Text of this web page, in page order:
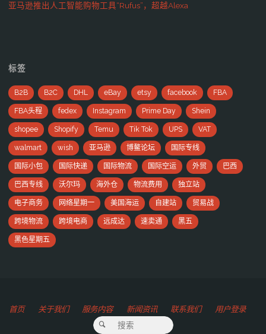
亚马逊推出人工智能购物工具“Rufus”，超越Alexa
标签
B2B B2C DHL eBay etsy facebook FBA
FBA头程 fedex Instagram Prime Day Shein
shopee Shopify Temu Tik Tok UPS VAT
walmart wish 亚马逊 博鳌论坛 国际专线
国际小包 国际快递 国际物流 国际空运 外贸 巴西
巴西专线 沃尔玛 海外仓 物流费用 独立站
电子商务 网络星期一 美国海运 自建站 贸易战
跨境物流 跨境电商 远成达 速卖通 黑五
黑色星期五
首页 关于我们 服务内容 新闻资讯 联系我们
用户登录
搜索：
搜索